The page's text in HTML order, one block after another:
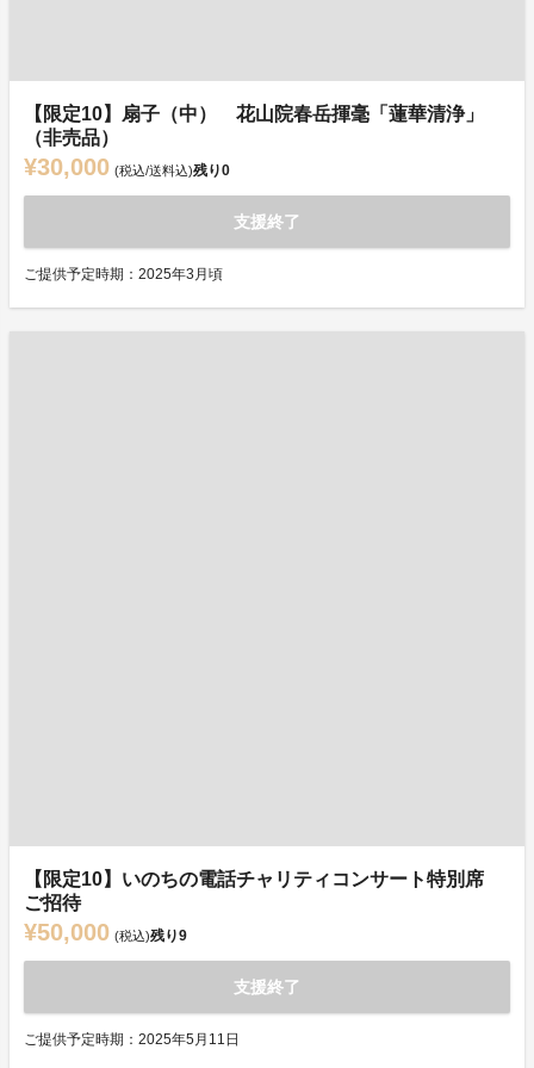
【限定10】扇子（中） 花山院春岳揮毫「蓮華清浄」
（非売品）
¥30,000 (税込/送料込)残り0
支援終了
ご提供予定時期：2025年3月頃
【限定10】いのちの電話チャリティコンサート特別席
ご招待
¥50,000 (税込)残り9
支援終了
ご提供予定時期：2025年5月11日